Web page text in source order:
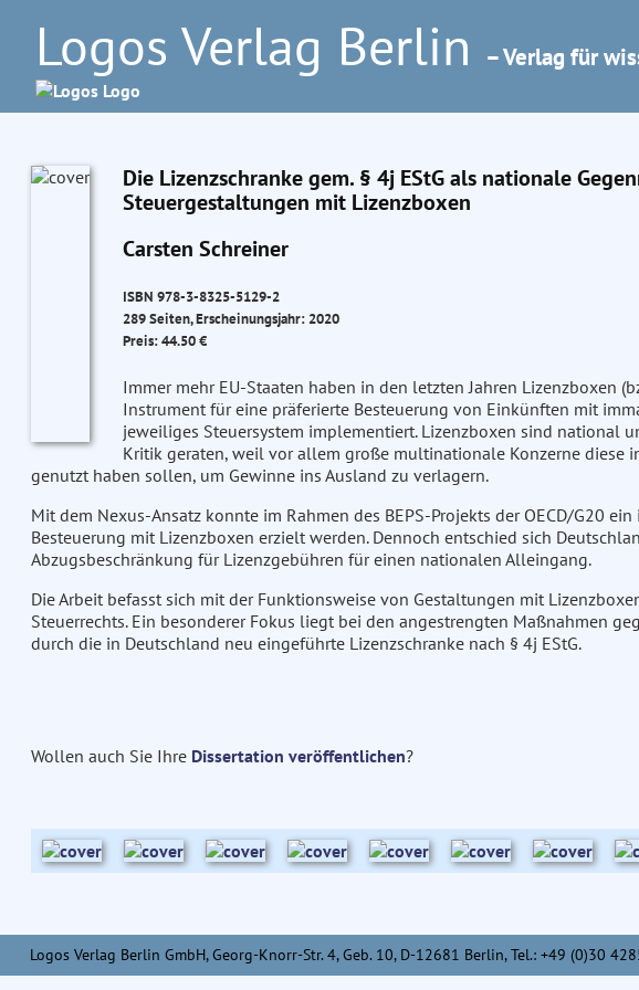
Logos Verlag Berlin – Verlag für
Die Lizenzschranke gem. § 4j EStG als nationale
Steuergestaltungen mit Lizenzboxen
Carsten Schreiner
ISBN 978-3-8325-5129-2
289 Seiten, Erscheinungsjahr: 2020
Preis: 44.50 €
Immer mehr EU-Staaten haben in den letzten Jahren Lizenzboxen
Instrument für eine präferierte Besteuerung von Einkünften mit
jeweiliges Steuersystem implementiert. Lizenzboxen sind national
Kritik geraten, weil vor allem große multinationale Konzerne diese
genutzt haben sollen, um Gewinne ins Ausland zu verlagern.
Mit dem Nexus-Ansatz konnte im Rahmen des BEPS-Projekts der OECD/G20
Besteuerung mit Lizenzboxen erzielt werden. Dennoch entschied sich
Abzugsbeschränkung für Lizenzgebühren für einen nationalen Alleingang.
Die Arbeit befasst sich mit der Funktionsweise von Gestaltungen mit
Steuerrechts. Ein besonderer Fokus liegt bei den angestrengten Maßnahmen
durch die in Deutschland neu eingeführte Lizenzschranke nach § 4j EStG.
Wollen auch Sie Ihre Dissertation veröffentlichen?
Logos Verlag Berlin GmbH, Georg-Knorr-Str. 4, Geb. 10, D-12681 Berlin, Tel.: +49 (0)30